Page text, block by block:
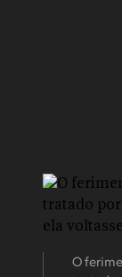
O